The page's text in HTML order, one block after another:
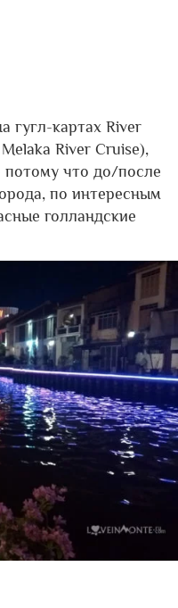
гугл-картах River
River Cruise),
что до/после
по интересным
голландские